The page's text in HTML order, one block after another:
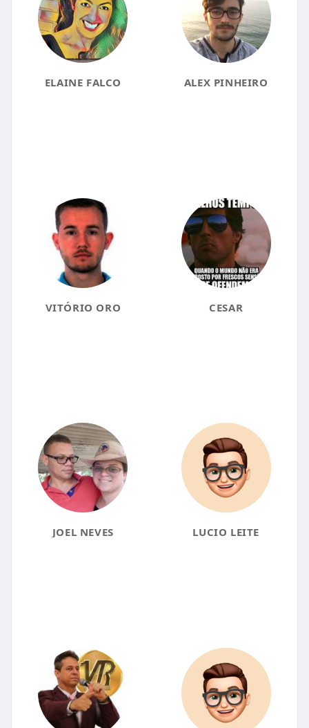
ELAINE FALCO ALEX PINHEIRO
VITÓRIO ORO CESAR
JOEL NEVES LUCIO LEITE